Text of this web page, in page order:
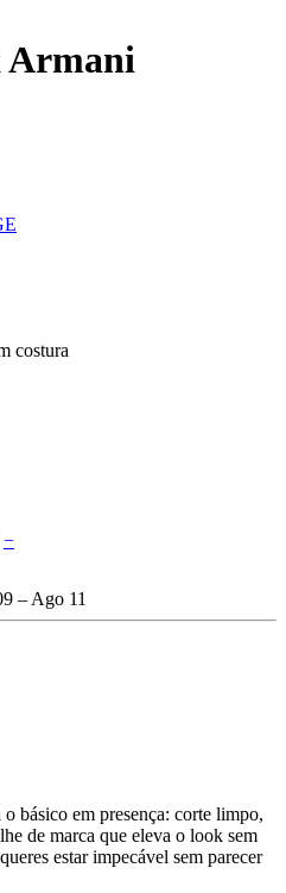
Armani
costura
−
– Ago 11
básico em presença: corte limpo,
de marca que eleva o look sem
estar impecável sem parecer